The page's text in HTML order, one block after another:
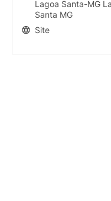
Lagoa Santa-MG
Santa MG
Site